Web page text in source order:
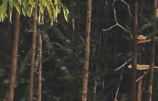
proteger a capital do país e
ele, acrescentando outra
emWashington
“Iremos para Chicago
já esteja em andamento na
“Como estáPortland
?”,